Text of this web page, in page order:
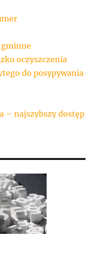
gminne
oczyszczenia
do posypywania
– najszybszy dostęp